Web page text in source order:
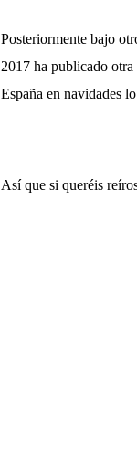
Posteriormente bajo
2017 ha publicado otra
España en navidades
Así que si queréis